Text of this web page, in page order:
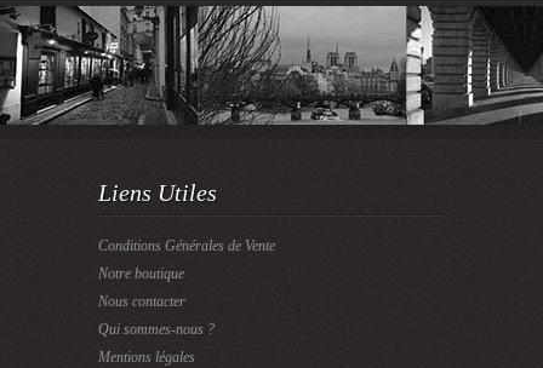
Liens Utiles
Conditions Générales de Vente
Notre boutique
Nous contacter
Qui sommes-nous ?
Mentions légales